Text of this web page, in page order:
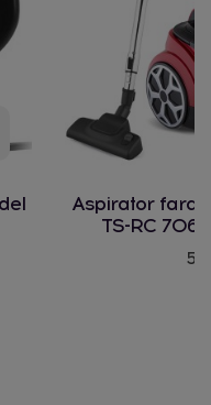
Aspirator fara
TS-RC 706